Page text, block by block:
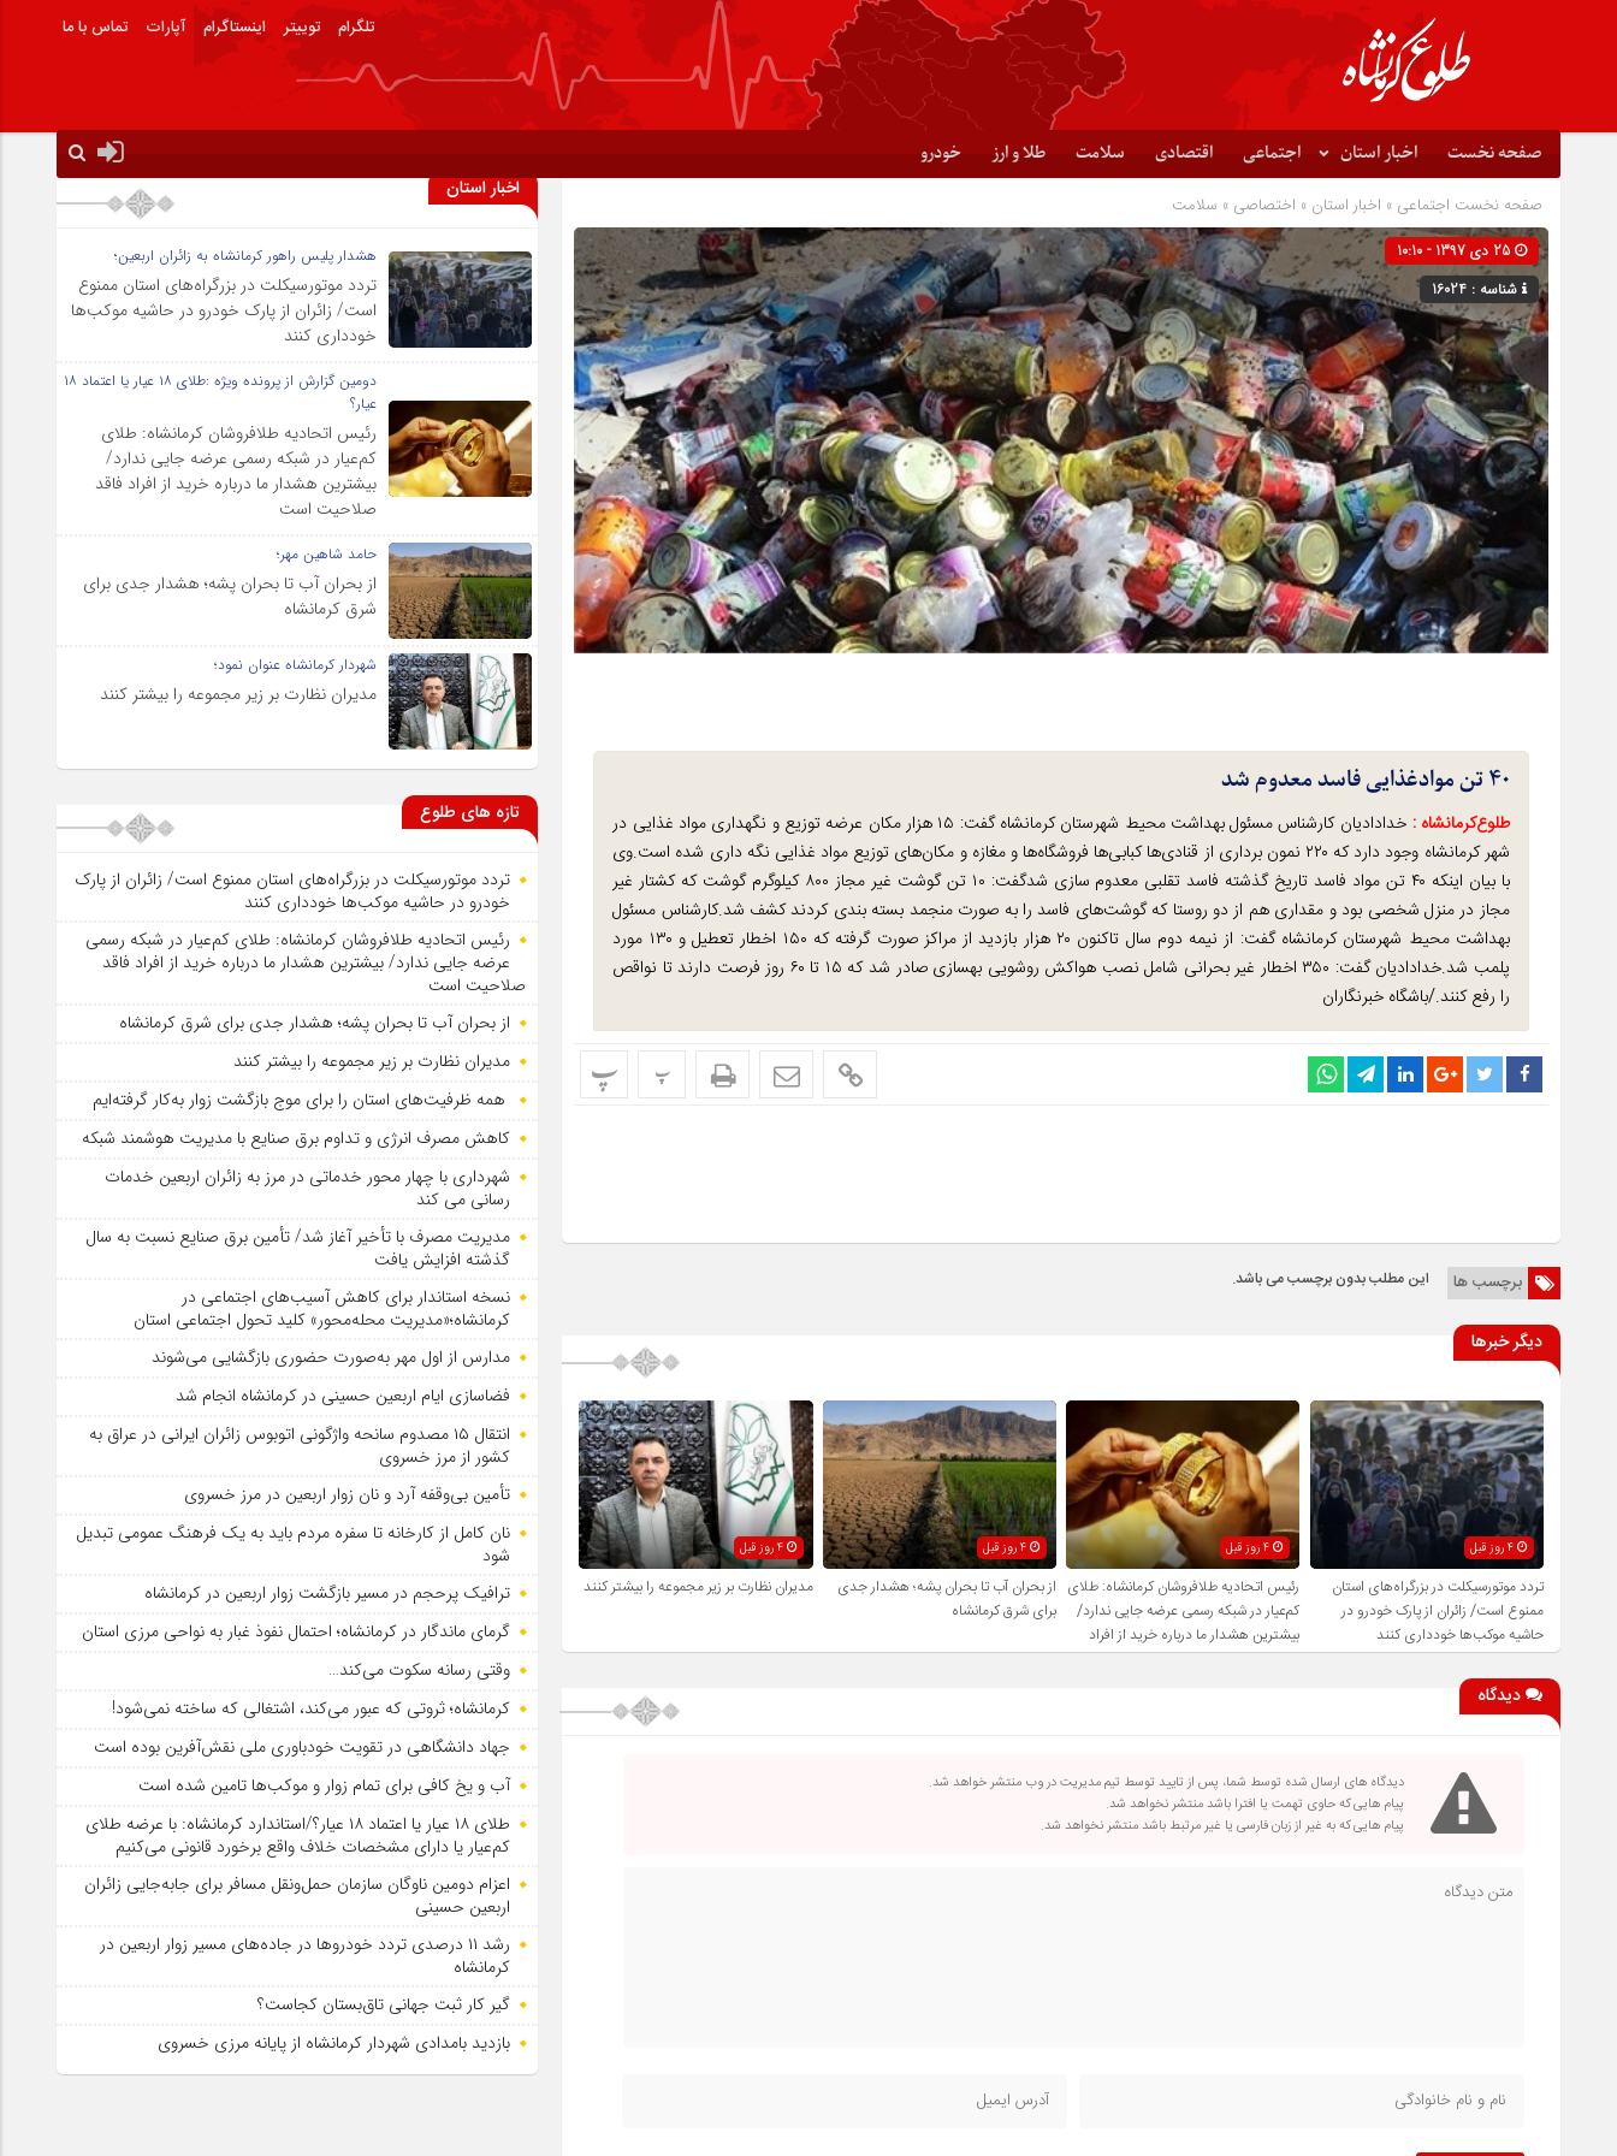
تلگرام توییتر اینستاگرام آپارات تماس با ما
صفحه نخست اخبار استان اجتماعی اقتصادی سلامت طلا و ارز خودرو
صفحه نخست اجتماعی » اخبار استان » اختصاصی » سلامت
شناسه : 16024
۴۰ تن موادغذایی فاسد معدوم شد
طلوع‌‌کرمانشاه :
خدادادیان کارشناس مسئول بهداشت محیط شهرستان کرمانشاه گفت: ۱۵ هزار مکان عرضه توزیع و نگهداری مواد غذایی در
شهر کرمانشاه وجود دارد که ۲۲۰ نمون برداری از قنادی‌ها کبابی‌ها فروشگاه‌ها و مغازه و مکان‌های توزیع مواد غذایی نگه داری شده است.وی
با بیان اینکه ۴۰ تن مواد فاسد تاریخ گذشته فاسد تقلبی معدوم سازی شدگفت: ۱۰ تن گوشت غیر مجاز ۸۰۰ کیلوگرم گوشت که کشتار غیر
مجاز در منزل شخصی بود و مقداری هم از دو روستا که گوشت‌های فاسد را به صورت منجمد بسته بندی کردند کشف شد.کارشناس مسئول
بهداشت محیط شهرستان کرمانشاه گفت: از نیمه دوم سال تاکنون ۲۰ هزار بازدید از مراکز صورت گرفته که ۱۵۰ اخطار تعطیل و ۱۳۰ مورد
پلمب شد.خدادادیان گفت: ۳۵۰ اخطار غیر بحرانی شامل نصب هواکش روشویی بهسازی صادر شد که ۱۵ تا ۶۰ روز فرصت دارند تا نواقص
را رفع کنند./باشگاه خبرنگاران
پ پ
برچسب ها این مطلب بدون برچسب می باشد.
دیگر خبرها
4 روز قبل
تردد موتورسیکلت در بزرگراه‌های استان
ممنوع است/ زائران از پارک خودرو در
حاشیه موکب‌ها خودداری کنند
4 روز قبل
رئیس اتحادیه طلافروشان کرمانشاه: طلای
کم‌عیار در شبکه رسمی عرضه جایی ندارد/
بیشترین هشدار ما درباره خرید از افراد
فاقد صلاحیت است
4 روز قبل
از بحران آب تا بحران پشه؛ هشدار جدی
برای شرق کرمانشاه
4 روز قبل
مدیران نظارت بر زیر مجموعه را بیشتر کنند
دیدگاه
دیدگاه های ارسال شده توسط شما، پس از تایید توسط تیم مدیریت در وب منتشر خواهد شد.
پیام هایی که حاوی تهمت یا افترا باشد منتشر نخواهد شد.
پیام هایی که به غیر از زبان فارسی یا غیر مرتبط باشد منتشر نخواهد شد.
اخبار استان
هشدار پلیس راهور کرمانشاه به زائران اربعین؛
تردد موتورسیکلت در بزرگراه‌های استان ممنوع
است/ زائران از پارک خودرو در حاشیه موکب‌ها
خودداری کنند
دومین گزارش از پرونده ویژه :طلای ۱۸ عیار یا اعتماد ۱۸
عیار؟
رئیس اتحادیه طلافروشان کرمانشاه: طلای
کم‌عیار در شبکه رسمی عرضه جایی ندارد/
بیشترین هشدار ما درباره خرید از افراد فاقد
صلاحیت است
حامد شاهین مهر؛
از بحران آب تا بحران پشه؛ هشدار جدی برای
شرق کرمانشاه
شهردار کرمانشاه عنوان نمود؛
مدیران نظارت بر زیر مجموعه را بیشتر کنند
تازه های طلوع
تردد موتورسیکلت در بزرگراه‌های استان ممنوع است/ زائران از پارک
خودرو در حاشیه موکب‌ها خودداری کنند
رئیس اتحادیه طلافروشان کرمانشاه: طلای کم‌عیار در شبکه رسمی
عرضه جایی ندارد/ بیشترین هشدار ما درباره خرید از افراد فاقد
صلاحیت است
از بحران آب تا بحران پشه؛ هشدار جدی برای شرق کرمانشاه
مدیران نظارت بر زیر مجموعه را بیشتر کنند
همه ظرفیت‌های استان را برای موج بازگشت زوار به‌کار گرفته‌ایم
کاهش مصرف انرژی و تداوم برق صنایع با مدیریت هوشمند شبکه
شهرداری با چهار محور خدماتی در مرز به زائران اربعین خدمات
رسانی می کند
مدیریت مصرف با تأخیر آغاز شد/ تأمین برق صنایع نسبت به سال
گذشته افزایش یافت
نسخه استاندار برای کاهش آسیب‌های اجتماعی در
کرمانشاه؛«مدیریت محله‌محور» کلید تحول اجتماعی استان
مدارس از اول مهر به‌صورت حضوری بازگشایی می‌شوند
فضاسازی ایام اربعین حسینی در کرمانشاه انجام شد
انتقال ۱۵ مصدوم سانحه واژگونی اتوبوس زائران ایرانی در عراق به
کشور از مرز خسروی
تأمین بی‌وقفه آرد و نان زوار اربعین در مرز خسروی
نان کامل از کارخانه تا سفره مردم باید به یک فرهنگ عمومی تبدیل
شود
ترافیک پرحجم در مسیر بازگشت زوار اربعین در کرمانشاه
گرمای ماندگار در کرمانشاه؛ احتمال نفوذ غبار به نواحی مرزی استان
وقتی رسانه سکوت می‌کند…
کرمانشاه؛ ثروتی که عبور می‌کند، اشتغالی که ساخته نمی‌شود!
جهاد دانشگاهی در تقویت خودباوری ملی نقش‌آفرین بوده است
آب و یخ کافی برای تمام زوار و موکب‌ها تامین شده است
طلای ۱۸ عیار یا اعتماد ۱۸ عیار؟/استاندارد کرمانشاه: با عرضه طلای
کم‌عیار یا دارای مشخصات خلاف واقع برخورد قانونی می‌کنیم
اعزام دومین ناوگان سازمان حمل‌ونقل مسافر برای جابه‌جایی زائران
اربعین حسینی
رشد ۱۱ درصدی تردد خودروها در جاده‌های مسیر زوار اربعین در
کرمانشاه
گیر کار ثبت جهانی تاق‌بستان کجاست؟
بازدید بامدادی شهردار کرمانشاه از پایانه مرزی خسروی